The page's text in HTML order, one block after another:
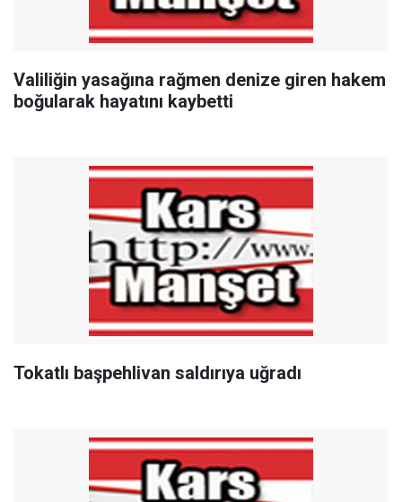
Valiliğin yasağına rağmen denize giren hakem
boğularak hayatını kaybetti
Tokatlı başpehlivan saldırıya uğradı